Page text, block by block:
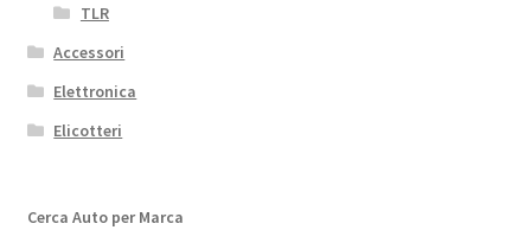
TLR
Accessori
Elettronica
Elicotteri
Cerca Auto per Marca